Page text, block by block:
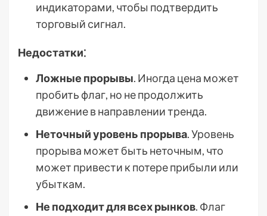
индикаторами, чтобы подтвердить
торговый сигнал.
Недостатки⁚
Ложные прорывы. Иногда цена может
пробить флаг, но не продолжить
движение в направлении тренда.
Неточный уровень прорыва. Уровень
прорыва может быть неточным, что
может привести к потере прибыли или
убыткам.
Не подходит для всех рынков. Флаг